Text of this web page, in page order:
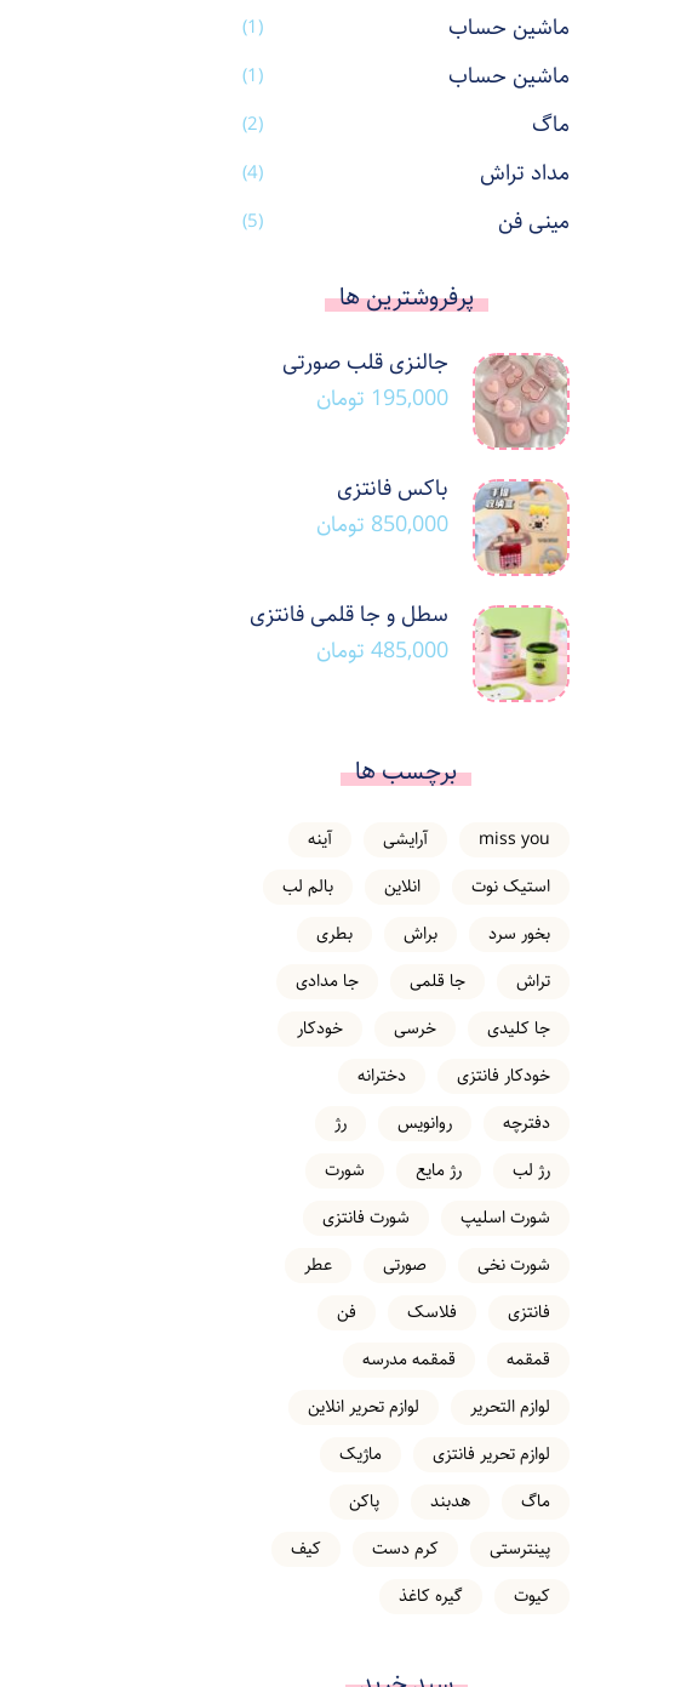
ماشین حساب (1)
ماشین حساب (1)
ماگ (2)
مداد تراش (4)
مینی فن (5)
پرفروشترین ها
جالنزی قلب صورتی
195,000 تومان
باکس فانتزی
850,000 تومان
سطل و جا قلمی فانتزی
485,000 تومان
برچسب ها
miss you آرایشی
آینه
استیک نوت
انلاین
بالم لب
بخور سرد
براش
بطری
تراش
جا قلمی
جا مدادی
جا کلیدی
خرسی
خودکار
خودکار فانتزی
دخترانه
دفترچه
روانویس
رژ
رژ لب
رژ مایع
شورت
شورت اسلیپ
شورت فانتزی
شورت نخی
صورتی
عطر
فانتزی
فلاسک
فن
قمقمه
قمقمه مدرسه
لوازم التحریر
لوازم تحریر انلاین
لوازم تحریر فانتزی
ماژیک
ماگ
هدبند
پاکن
پینترستی
کرم دست
کیف
کیوت
گیره کاغذ